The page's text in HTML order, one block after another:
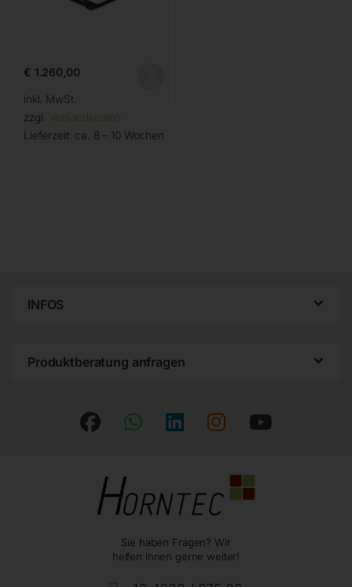
€ 1.260,00
inkl. MwSt.
zzgl. Versandkosten
Lieferzeit: ca. 8 – 10 Wochen
INFOS
Produktberatung anfragen
Sie haben Fragen? Wir
helfen Ihnen gerne weiter!